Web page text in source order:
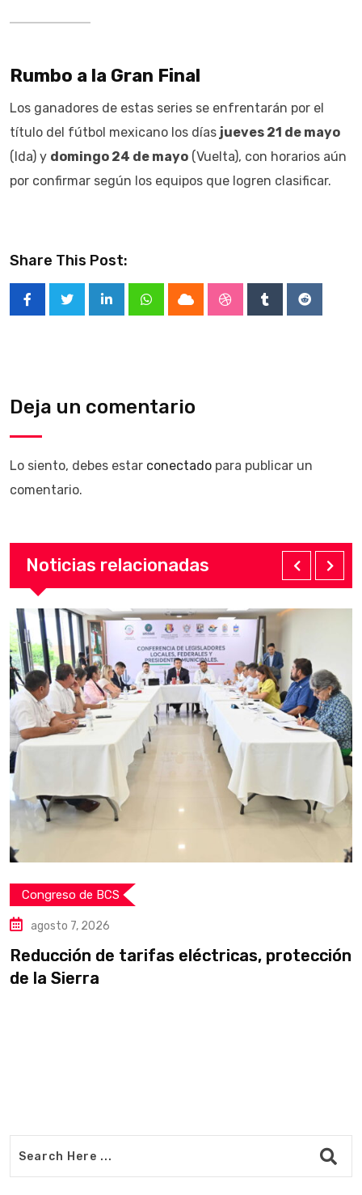
Rumbo a la Gran Final
Los ganadores de estas series se enfrentarán por el
título del fútbol mexicano los días jueves 21 de mayo
(Ida) y domingo 24 de mayo (Vuelta), con horarios aún
por confirmar según los equipos que logren clasificar.
Share This Post:
LinkedInWhatsappCloud StumbleUpon
TumblrReddit
Deja un comentario
Lo siento, debes estar conectado para publicar un
comentario.
Noticias relacionadas
Congreso de BCS
agosto 7, 2026
Reducción de tarifas eléctricas, protección
de la Sierra